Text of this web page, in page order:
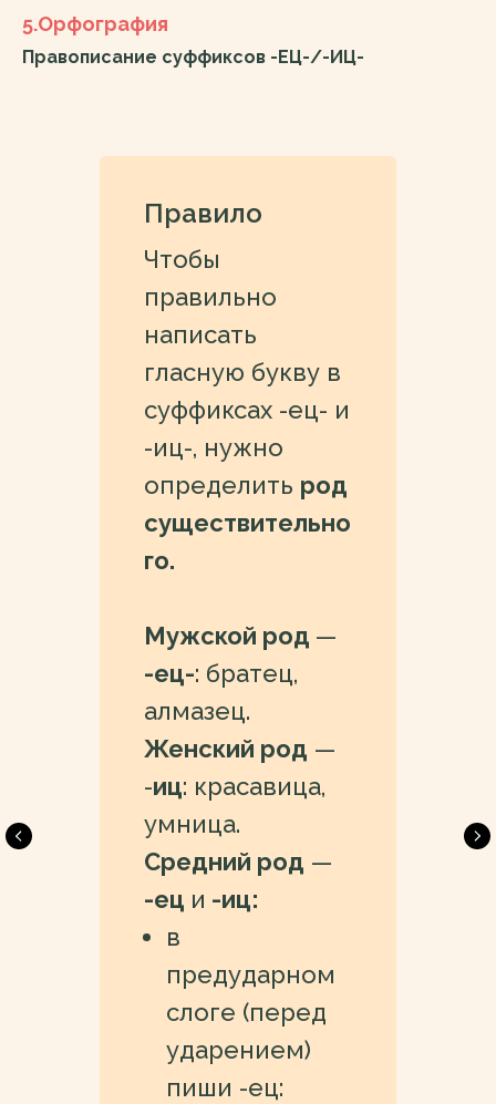
5.Орфография
Правописание суффиксов -ЕЦ-/-ИЦ-
Правило
Чтобы
правильно
написать
гласную букву в
суффиксах -ец- и
-иц-, нужно
определить род
существительно
го.
Мужской род —
-ец-: братец,
алмазец.
Женский род —
-иц: красавица,
умница.
Средний род —
-ец и -иц:
в
предударном
слоге (перед
ударением)
пиши -ец: